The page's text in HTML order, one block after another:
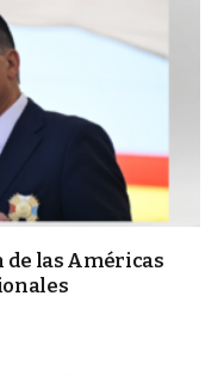
de las Américas